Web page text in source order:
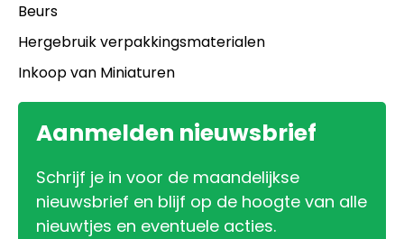
Beurs
Hergebruik verpakkingsmaterialen
Inkoop van Miniaturen
Aanmelden nieuwsbrief
Schrijf je in voor de maandelijkse
nieuwsbrief en blijf op de hoogte van alle
nieuwtjes en eventuele acties.